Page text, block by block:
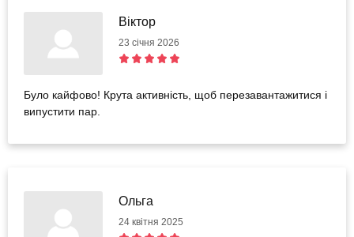
Віктор
23 січня 2026
Було кайфово! Крута активність, щоб перезавантажитися і
випустити пар.
Ольга
24 квітня 2025